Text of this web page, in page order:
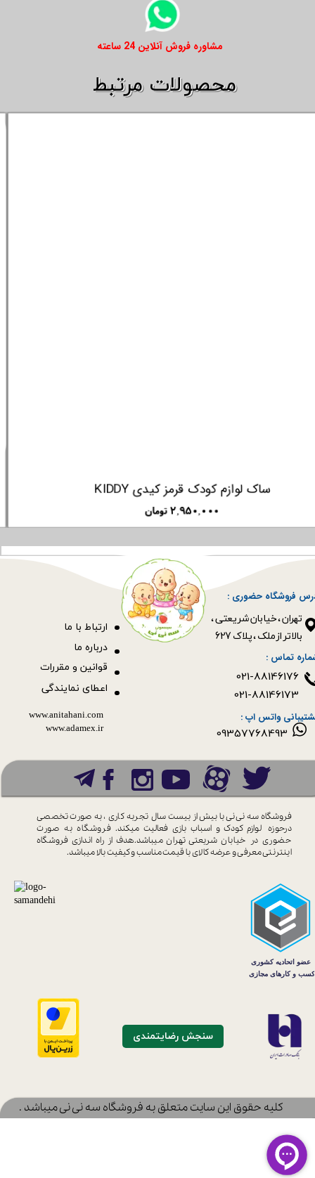
​​مشاوره فروش آنلاین 24 ساعته
ساک لوازم کودک قرمز کیدی KIDDY
۲,۹۵۰,۰۰۰ تومان
​​محصولات مرتبط
فروشگاه حضوری :
​​​​​​​تهران ، خیابان شریعتی ،
بالاتر از ملک ، پلاک 627​​​​​​​
قوانین و مقررات
ارتباط با ما
09357768493
درباره ما
اعطای نمایندگی
www.anitahani.com
www.ada​​​​​​​mex.ir
فروشگاه سه نی نی با بیش از بیست سال تجربه کاری ، به صورت تخصصی
درحوزه لوازم کودک و اسباب بازی فعالیت میکند. فروشگاه به صورت
حضوری در خیابان شریعتی تهران میباشد.هدف از راه اندازی فروشگاه
اینترنتی معرفی و عرضه کالای باقیمت مناسب و کیفیت بالا میباشد.
تماس :
واتس اپ :
سنجش رضایتمندی
​کلیه حقوق این سایت متعلق به فروشگاه سه نی نی میباشد .